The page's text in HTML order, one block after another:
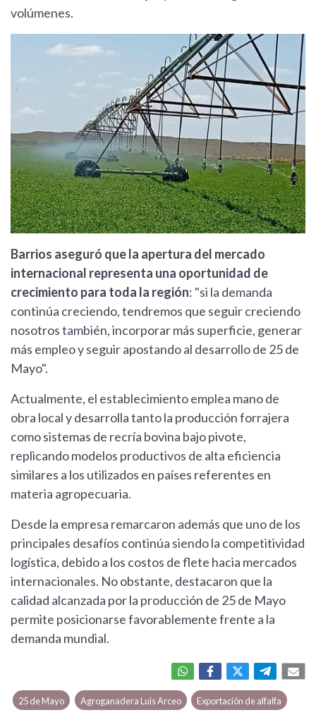
volúmenes.
Barrios aseguró que la apertura del mercado
internacional representa una oportunidad de
crecimiento para toda la región: "si la demanda
continúa creciendo, tendremos que seguir creciendo
nosotros también, incorporar más superficie, generar
más empleo y seguir apostando al desarrollo de 25 de
Mayo".
Actualmente, el establecimiento emplea mano de
obra local y desarrolla tanto la producción forrajera
como sistemas de recría bovina bajo pivote,
replicando modelos productivos de alta eficiencia
similares a los utilizados en países referentes en
materia agropecuaria.
Desde la empresa remarcaron además que uno de los
principales desafíos continúa siendo la competitividad
logística, debido a los costos de flete hacia mercados
internacionales. No obstante, destacaron que la
calidad alcanzada por la producción de 25 de Mayo
permite posicionarse favorablemente frente a la
demanda mundial.
25 de Mayo Agroganadera Luis Arceo Exportación de alfalfa